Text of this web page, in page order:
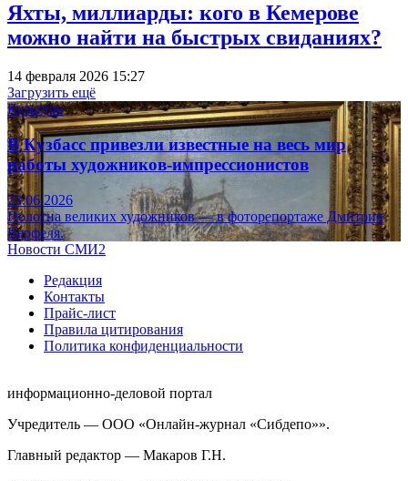
Яхты, миллиарды: кого в Кемерове
можно найти на быстрых свиданиях?
14 февраля 2026 15:27
Загрузить ещё
Культура
В Кузбасс привезли известные на весь мир
работы художников-импрессионистов
23.06.2026
Полотна великих художников — в фоторепортаже Дмитрия
Верфеля.
Новости СМИ2
Редакция
Контакты
Прайс-лист
Правила цитирования
Политика конфиденциальности
информационно-деловой портал
Учредитель — ООО «Онлайн-журнал «Сибдепо»».
Главный редактор — Макаров Г.Н.